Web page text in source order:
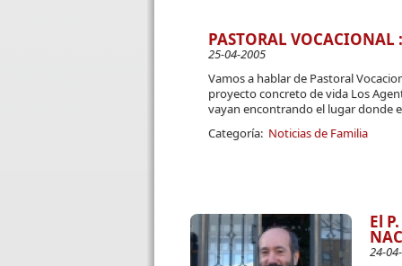
PASTORAL
25-04-2005
Vamos a hablar de Pastoral
proyecto concreto de vida Los
vayan encontrando el lugar donde
Categoría: Noticias de Familia
El
24-